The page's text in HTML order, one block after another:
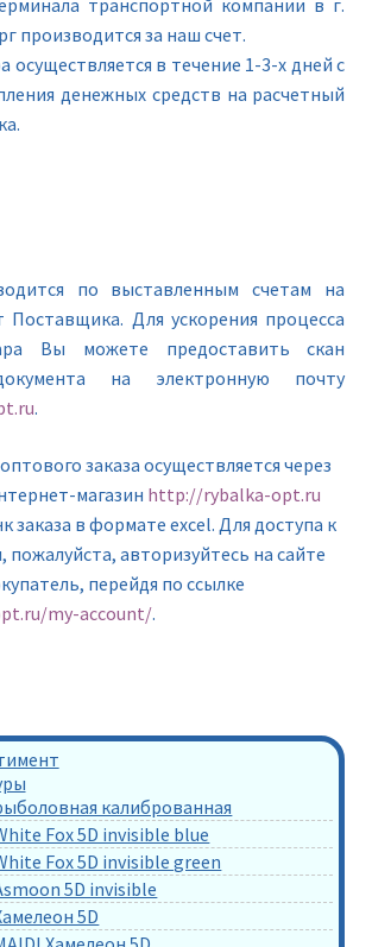
производится за наш счет.
осуществляется в течение 1-3-х дней с
денежных средств на расчетный
по выставленным счетам на
Поставщика. Для ускорения процесса
Вы можете предоставить скан
на электронную почту
.
заказа осуществляется через
магазин http://rybalka-opt.ru
заказа в формате excel. Для доступа к
авторизуйтесь на сайте
перейдя по ссылке
my-account/.
калиброванная
Fox 5D invisible blue
Fox 5D invisible green
5D invisible
5D